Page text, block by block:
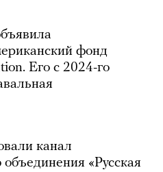
фонд
Его с 2024-го
канал
«Русская